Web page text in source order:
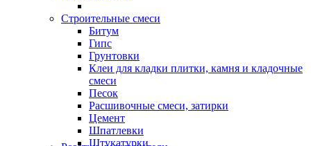
Строительные смеси
Битум
Гипс
Грунтовки
Клеи для кладки плитки, камня и кладочные
смеси
Песок
Расшивочные смеси, затирки
Цемент
Шпатлевки
Штукатурки